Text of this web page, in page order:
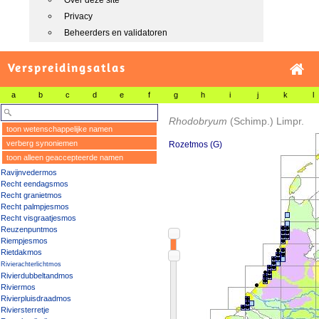
Privacy
Beheerders en validatoren
Verspreidingsatlas
a b c d e f g h i j k l
toon wetenschappelijke namen
verberg synoniemen
toon alleen geaccepteerde namen
Ravijnvedermos
Recht eendagsmos
Recht granietmos
Recht palmpjesmos
Recht visgraatjesmos
Reuzenpuntmos
Riempjesmos
Rietdakmos
Rivierachterlichtmos
Rivierdubbeltandmos
Riviermos
Rivierpluisdraadmos
Riviersterretje
Rhodobryum (Schimp.) Limpr.
Rozetmos (G)